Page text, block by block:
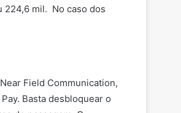
224,6 mil. No caso dos
Field Communication,
Basta desbloquear o